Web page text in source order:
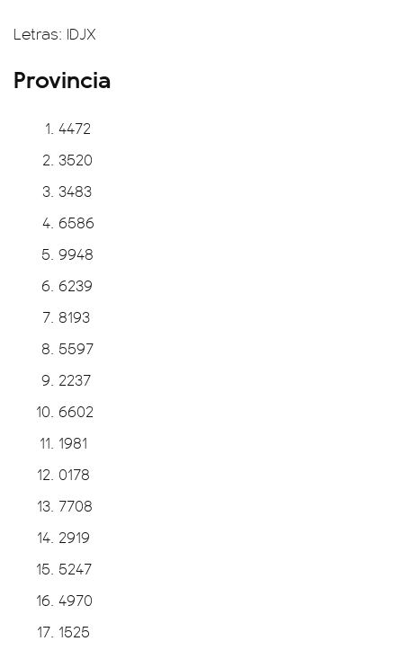
Letras: IDJX
Provincia
4472
3520
3483
6586
9948
6239
8193
5597
2237
6602
1981
0178
7708
2919
5247
4970
1525